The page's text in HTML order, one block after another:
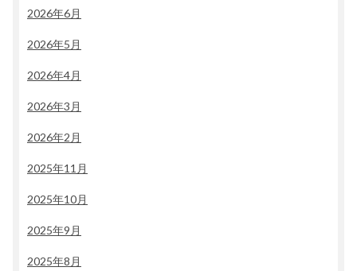
2026年6月
2026年5月
2026年4月
2026年3月
2026年2月
2025年11月
2025年10月
2025年9月
2025年8月